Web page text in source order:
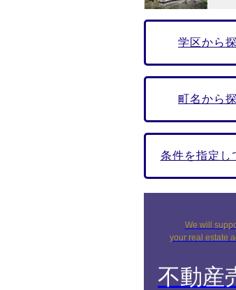
学区から
町名から
条件を指定し
We will
your real estate
不動産